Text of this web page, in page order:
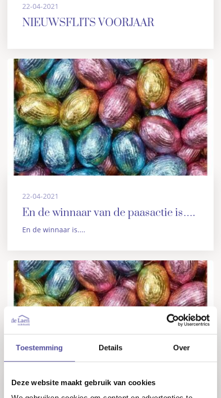
Toestemming Details Over
Deze website maakt gebruik van cookies
22-04-2021
NIEUWSFLITS VOORJAAR
22-04-2021
En de winnaar van de paasactie is….
En de winnaar is....